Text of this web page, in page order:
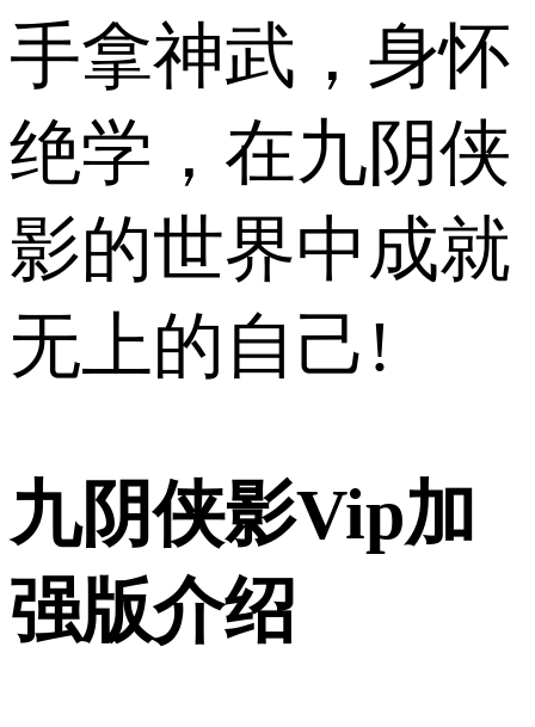
手拿神武，身怀
绝学，在九阴侠
影的世界中成就
无上的自己!
九阴侠影Vip加
强版介绍